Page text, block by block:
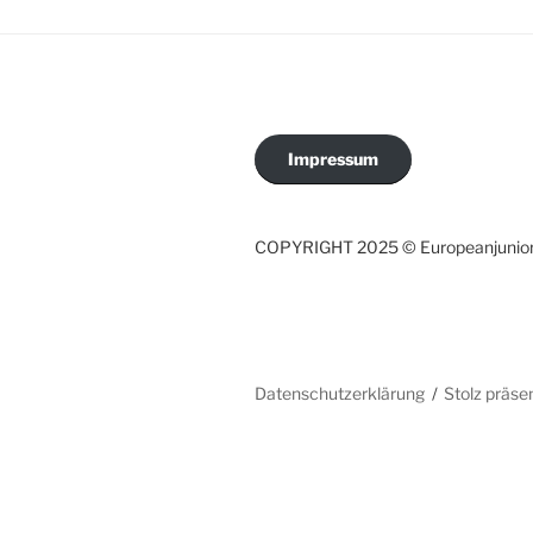
Impressum
COPYRIGHT 2025 ©
Datenschutzerklärung Stolz